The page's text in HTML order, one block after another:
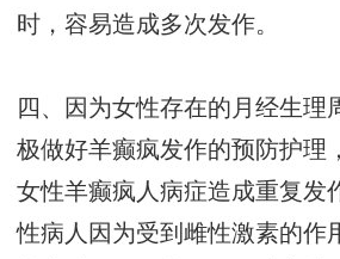
时，容易造成多次发作。
四、因为女性存在的月经生理
极做好羊癫疯发作的预防护理
女性羊癫疯人病症造成重复发
性病人因为受到雌性激素的作